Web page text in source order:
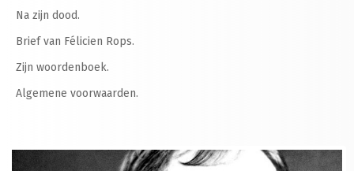
Na zijn dood.
Brief van Félicien Rops.
Zijn woordenboek.
Algemene voorwaarden.